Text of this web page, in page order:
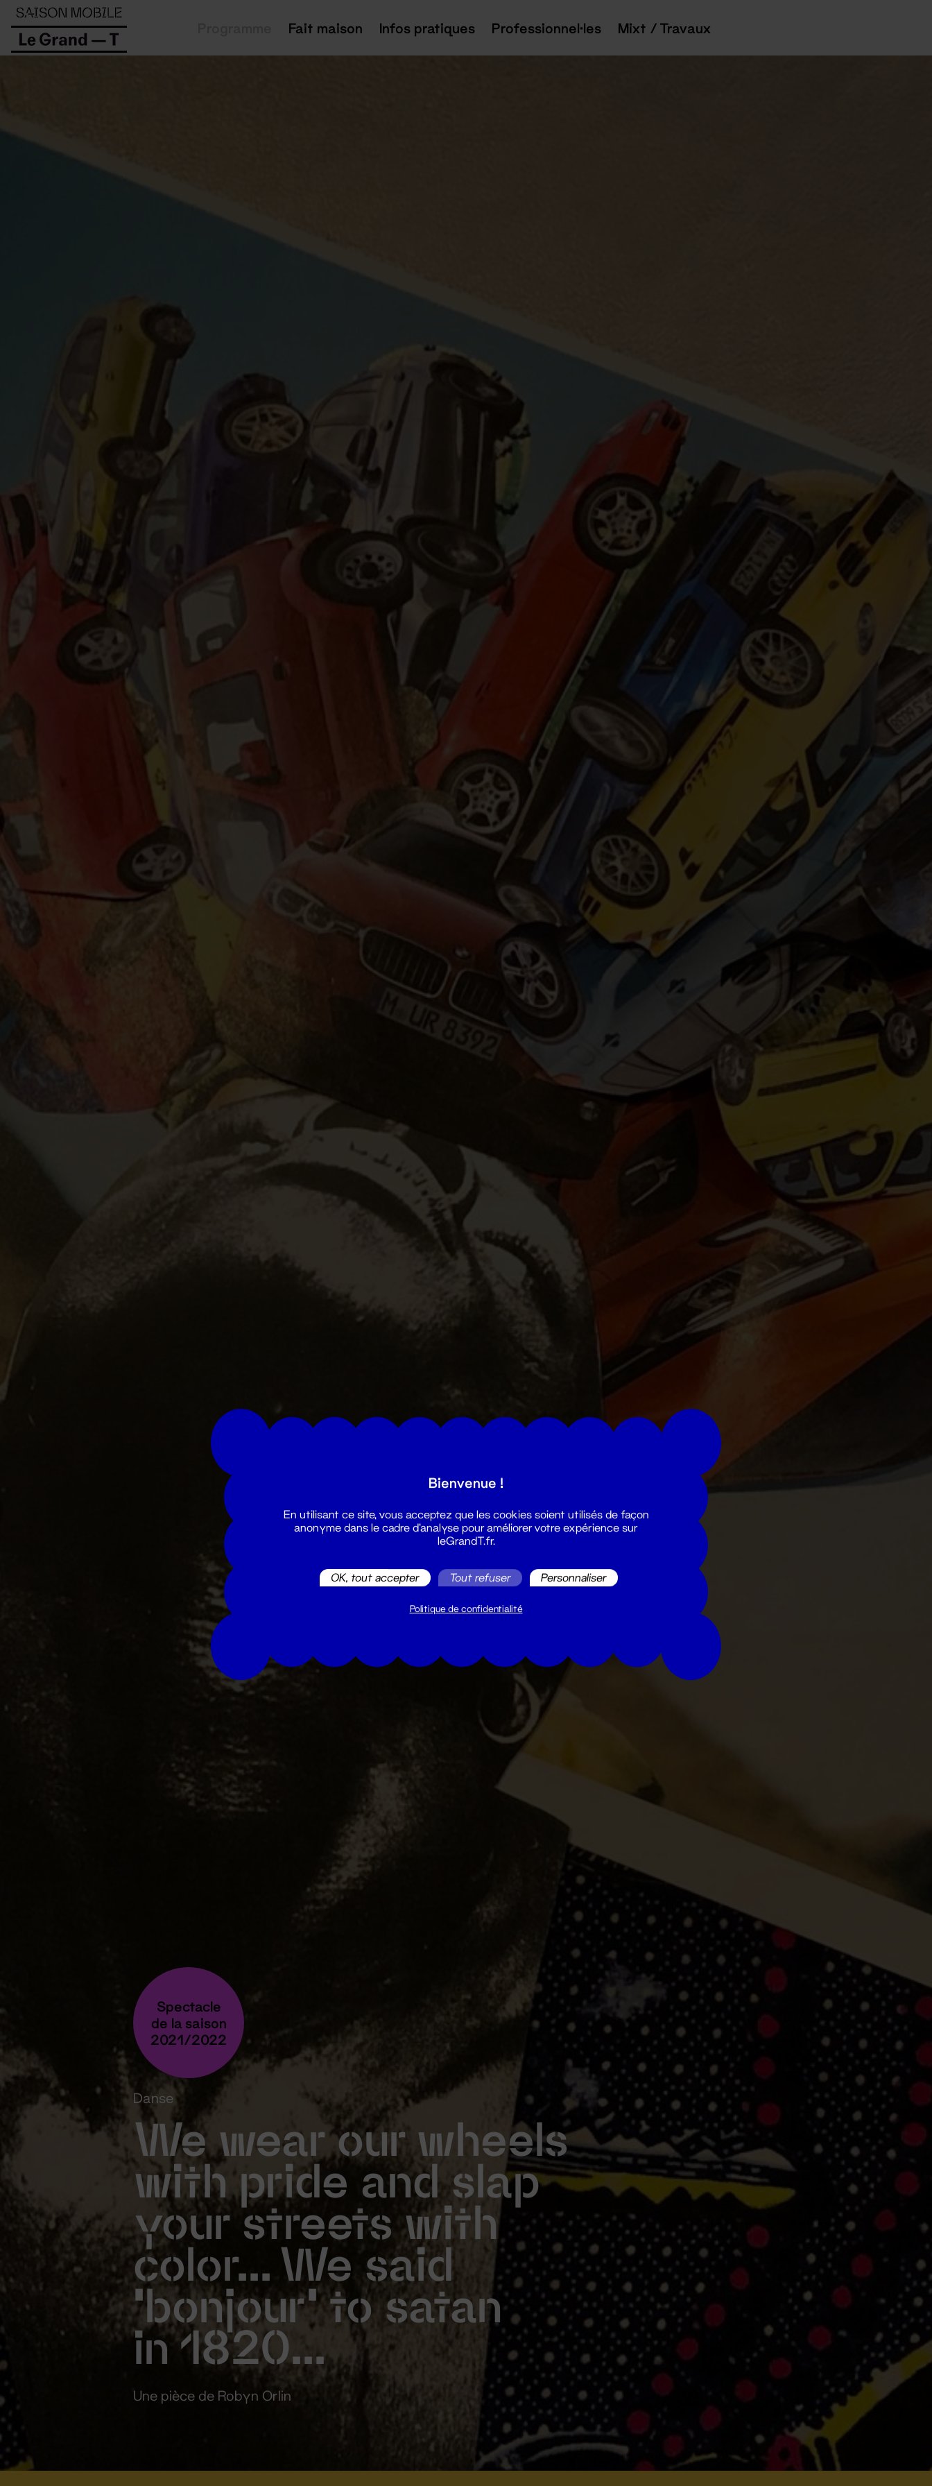
Fait maison Infos pratiques Professionnel·les Mixt / Travaux
Spectacle
de la saison
2021/2022
Danse
We wear our wheels
with pride and slap
your streets with
color... We said
'bonjour' to satan
in 1820...
Une pièce de Robyn Orlin
Panneau de gestion des cookies
Bienvenue !
En utilisant ce site, vous acceptez que les cookies soient utilisés de façon
anonyme dans le cadre d'analyse pour améliorer votre expérience sur
leGrandT.fr.
OK, tout accepter Tout refuser Personnaliser
Politique de confidentialité